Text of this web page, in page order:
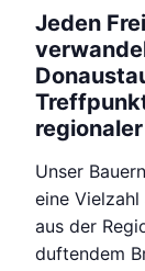
Jeden
Unser
eine
aus der
duftendem